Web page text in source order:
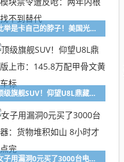
此举是卡自己的脖子！美国光模块禁令遭反呛：两年内根本找不到替代
顶级旗舰SUV！仰望U8L鼎藏版上市：145.8万配甲骨文黄金车标
女子用漏洞0元买了3000台电器：货物堆积如山 8小时才清点完